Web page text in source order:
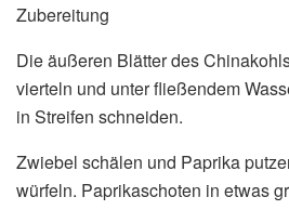
Zubereitung
Die äußeren Blätter des
vierteln und unter fließendem
in Streifen schneiden.
Zwiebel schälen und Paprika
würfeln. Paprikaschoten in etwas